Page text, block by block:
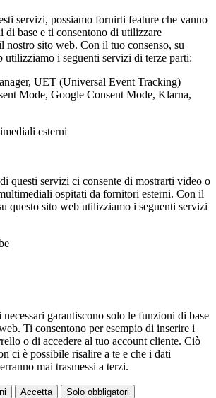
servizi, possiamo fornirti feature che vanno
di base e ti consentono di utilizzare
nostro sito web. Con il tuo consenso, su
utilizziamo i seguenti servizi di terze parti:
UET (Universal Event Tracking)
Mode, Google Consent Mode, Klarna,
esterni
questi servizi ci consente di mostrarti video o
ospitati da fornitori esterni. Con il
questo sito web utilizziamo i seguenti servizi
garantiscono solo le funzioni di base
Ti consentono per esempio di inserire i
o di accedere al tuo account cliente. Ciò
ci è possibile risalire a te e che i dati
mai trasmessi a terzi.
Accetta Solo obbligatori